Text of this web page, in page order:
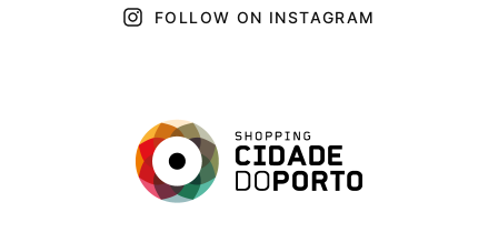
FOLLOW ON INSTAGRAM